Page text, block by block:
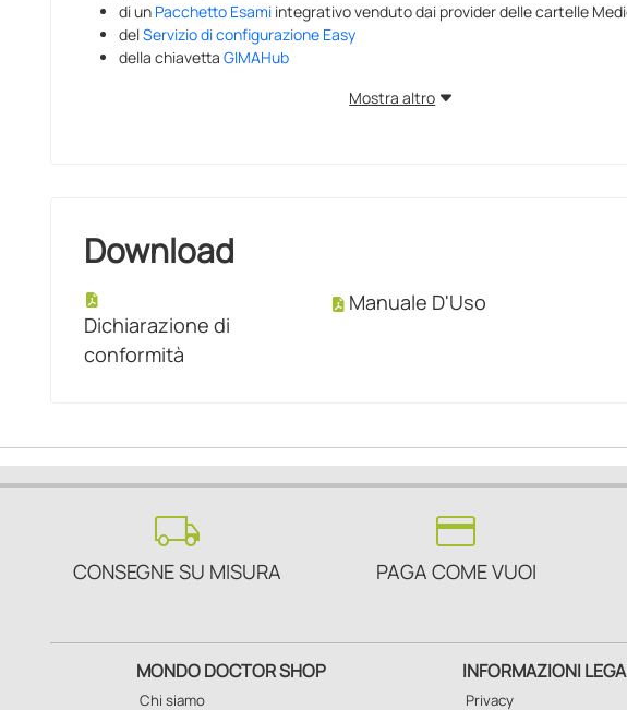
di un Pacchetto Esamiintegrativo venduto dai provider delle cartelle
delServizio di configurazione Easy
della chiavetta GIMAHub
Mostra altro
Download
Dichiarazione di
conformità
Manuale D'Uso
local_shipping
CONSEGNE SU MISURA
credit_card
PAGA COME VUOI
MONDO DOCTOR SHOP
Chi siamo
INFORMAZIONI
Privacy